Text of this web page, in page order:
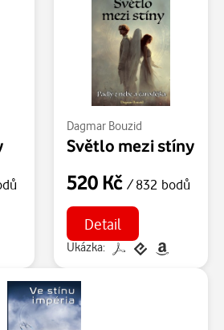
Dagmar Bouzid
Světlo mezi stíny
520 Kč / 832 bodů
Detail
Ukázka: